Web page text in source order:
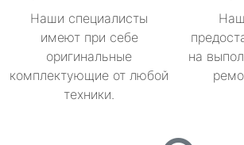
Наши специалисты
имеют при себе
оригинальные
комплектующие от любой
техники.
на